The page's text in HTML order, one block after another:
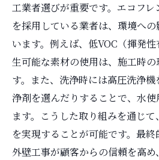
工業者選びが重要です。エコフ
を採用している業者は、環境へ
います。例えば、低VOC（揮発
生可能な素材の使用は、施工時
す。また、洗浄時には高圧洗浄
浄剤を選んだりすることで、水
ます。こうした取り組みを通じ
を実現することが可能です。最
外壁工事が顧客からの信頼を高